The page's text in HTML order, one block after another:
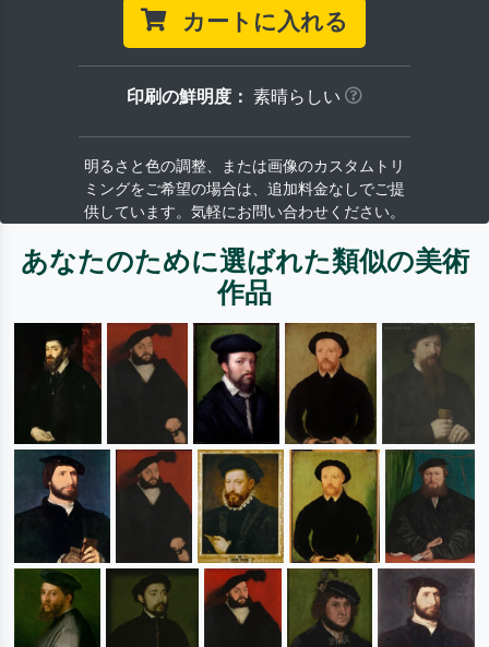
カートに入れる
印刷の鮮明度： 素晴らしい
明るさと色の調整、または画像のカスタムトリ
ミングをご希望の場合は、追加料金なしでご提
供しています。気軽にお問い合わせください。
あなたのために選ばれた類似の美術
作品